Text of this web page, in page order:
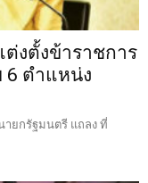
งตั้งข้าราชการ
6 ตำแหน่ง
ยกรัฐมนตรี แถลง ที่